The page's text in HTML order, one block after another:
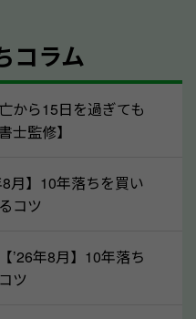
高価買取が可能です。
廃車＝買取できない」
できます。他社で買取
能性があるので、諦め
珍しくないため、まず
をお試しください。
コラム
から15日を過ぎても
士監修】
月】10年落ちを買い
コツ
’26年8月】10年落ち
ツ